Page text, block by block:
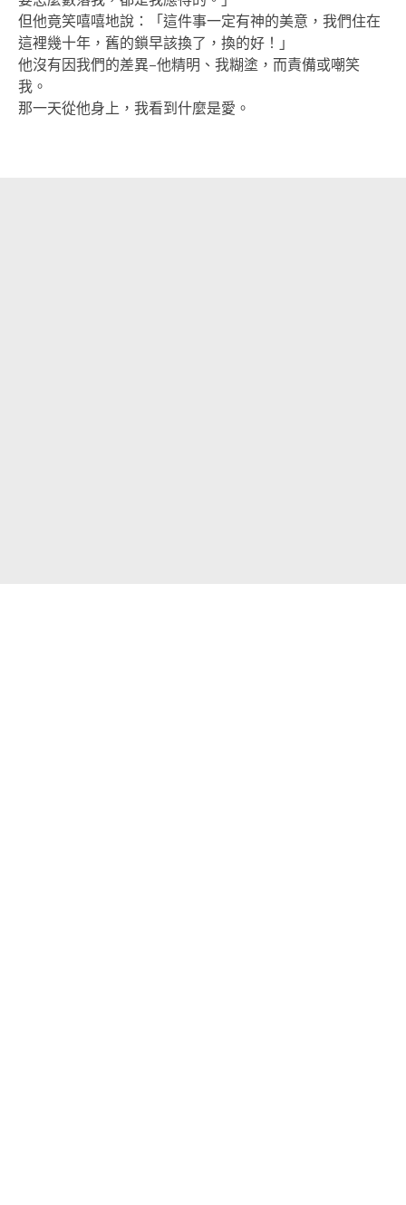
但他竟笑嘻嘻地說：「這件事一定有神的美意，我們住在
這裡幾十年，舊的鎖早該換了，換的好！」
他沒有因我們的差異–他精明、我糊塗，而責備或嘲笑
我。
那一天從他身上，我看到什麼是愛。